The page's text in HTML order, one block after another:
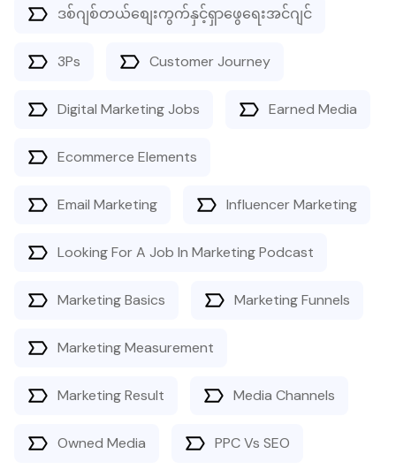
ဒစ်ဂျစ်တယ်စျေးကွက်နှင့်ရှာဖွေရေးအင်ဂျင်
3Ps Customer Journey
Digital Marketing Jobs Earned Media
Ecommerce Elements
Email Marketing Influencer Marketing
Looking For A Job In Marketing Podcast
Marketing Basics Marketing Funnels
Marketing Measurement
Marketing Result Media Channels
Owned Media PPC Vs SEO